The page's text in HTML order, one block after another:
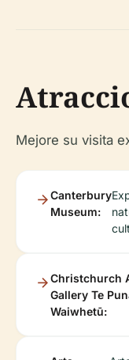
Mejore su visita
Canterbury
Museum:
Christchurch
Gallery Te
Waiwhetū: